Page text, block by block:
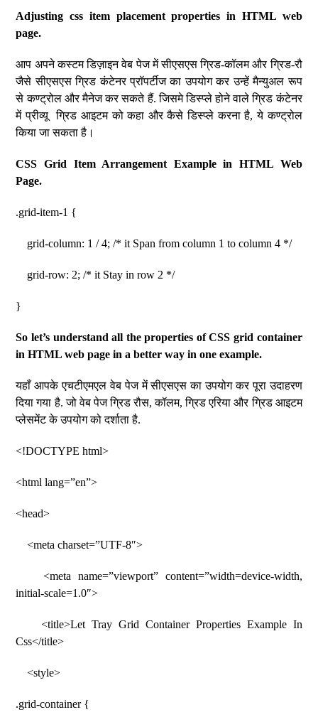
Adjusting css item placement properties in HTML web
page.
आप अपने कस्टम डिज़ाइन वेब पेज में सीएसएस ग्रिड-कॉलम और ग्रिड-रौ
जैसे सीएसएस ग्रिड कंटेनर प्रॉपर्टीज का उपयोग कर उन्हें मैन्युअल रूप
से कण्ट्रोल और मैनेज कर सकते हैं. जिसमे डिस्प्ले होने वाले ग्रिड कंटेनर
में प्रीव्यू ग्रिड आइटम को कहा और कैसे डिस्प्ले करना है, ये कण्ट्रोल
किया जा सकता है।
CSS Grid Item Arrangement Example in HTML Web
Page.
.grid-item-1 {
grid-column: 1 / 4; /* it Span from column 1 to column 4 */
grid-row: 2; /* it Stay in row 2 */
}
So let’s understand all the properties of CSS grid container
in HTML web page in a better way in one example.
यहाँ आपके एचटीएमएल वेब पेज में सीएसएस का उपयोग कर पूरा उदाहरण
दिया गया है. जो वेब पेज ग्रिड रौस, कॉलम, ग्रिड एरिया और ग्रिड आइटम
प्लेसमेंट के उपयोग को दर्शाता है.
<!DOCTYPE html>
<html lang=”en”>
<head>
<meta charset=”UTF-8″>
<meta name=”viewport” content=”width=device-width,
initial-scale=1.0″>
<title>Let Tray Grid Container Properties Example In
Css</title>
<style>
.grid-container {